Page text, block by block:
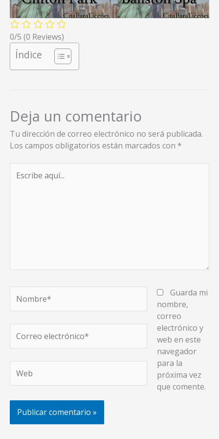
0/5 (0 Reviews)
Índice
Deja un comentario
Tu dirección de correo electrónico no será publicada.
Los campos obligatorios están marcados con *
aquí...
electrónico*
Guarda mi
nombre,
correo
electrónico y
web en este
navegador
para la
próxima vez
que comente.